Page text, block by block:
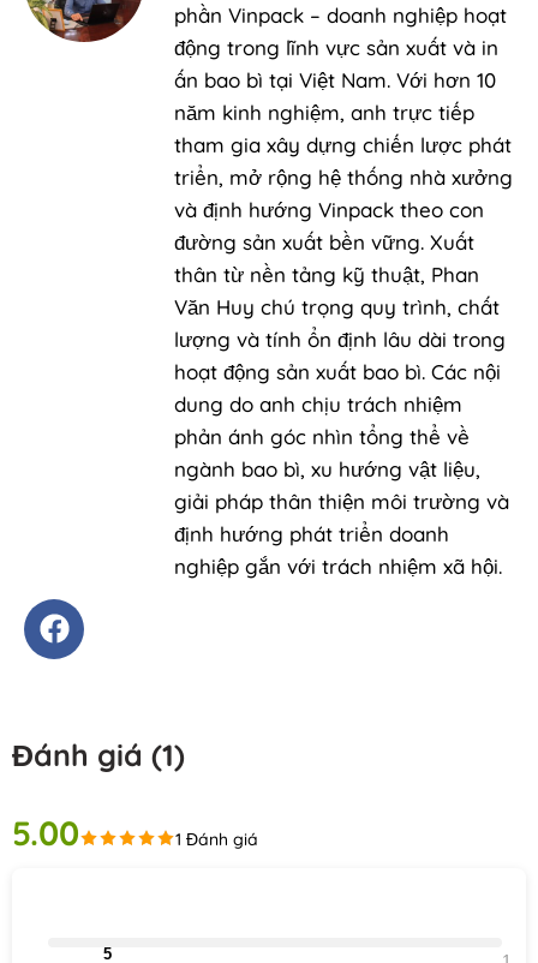
phần Vinpack – doanh nghiệp hoạt
động trong lĩnh vực sản xuất và in
ấn bao bì tại Việt Nam. Với hơn 10
năm kinh nghiệm, anh trực tiếp
tham gia xây dựng chiến lược phát
triển, mở rộng hệ thống nhà xưởng
và định hướng Vinpack theo con
đường sản xuất bền vững. Xuất
thân từ nền tảng kỹ thuật, Phan
Văn Huy chú trọng quy trình, chất
lượng và tính ổn định lâu dài trong
hoạt động sản xuất bao bì. Các nội
dung do anh chịu trách nhiệm
phản ánh góc nhìn tổng thể về
ngành bao bì, xu hướng vật liệu,
giải pháp thân thiện môi trường và
định hướng phát triển doanh
nghiệp gắn với trách nhiệm xã hội.
Đánh giá (1)
5.00 1 Đánh giá
                                5